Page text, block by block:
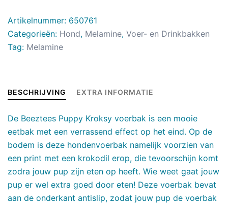
Artikelnummer: 650761
Categorieën: Hond, Melamine, Voer- en Drinkbakken
Tag: Melamine
BESCHRIJVING EXTRA INFORMATIE
De Beeztees Puppy Kroksy voerbak is een mooie
eetbak met een verrassend effect op het eind. Op de
bodem is deze hondenvoerbak namelijk voorzien van
een print met een krokodil erop, die tevoorschijn komt
zodra jouw pup zijn eten op heeft. Wie weet gaat jouw
pup er wel extra goed door eten! Deze voerbak bevat
aan de onderkant antislip, zodat jouw pup de voerbak